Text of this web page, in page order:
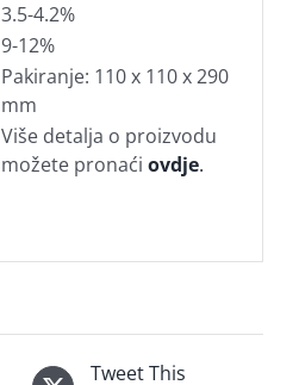
3.5-4.2%
9-12%
Pakiranje: 110 x 110 x 290
mm
Više detalja o proizvodu
možete pronaći ovdje.
Tweet This